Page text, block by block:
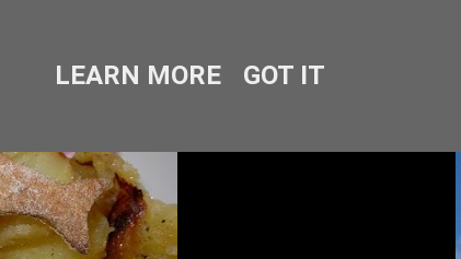
LEARN MORE GOT IT